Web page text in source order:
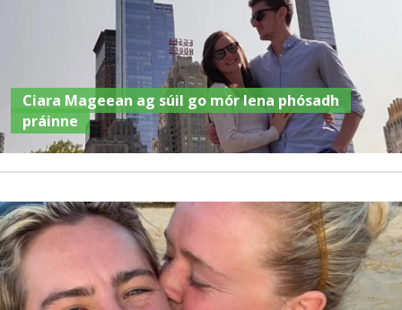
Ciara Mageean ag súil go mór lena phósadh
práinne